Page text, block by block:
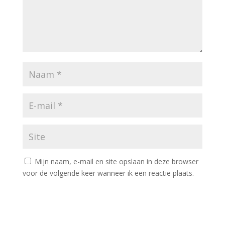
Mijn naam, e-mail en site opslaan in deze browser
voor de volgende keer wanneer ik een reactie plaats.